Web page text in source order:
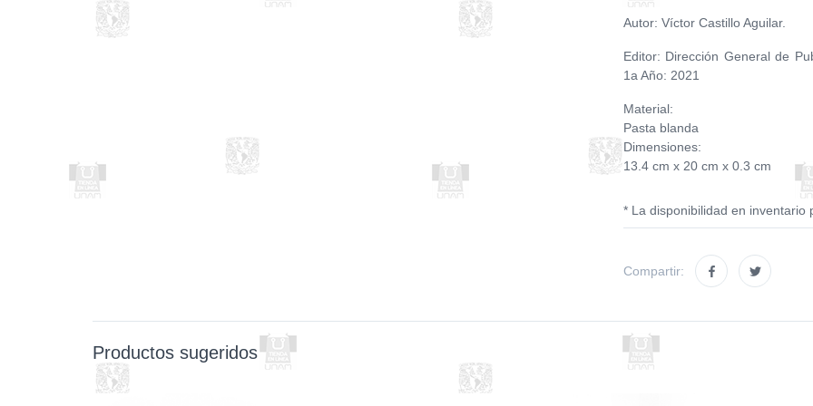
Autor: Víctor Castillo Aguilar.
Editor: Dirección General de
1a Año: 2021
Material:
Pasta blanda
Dimensiones:
13.4 cm x 20 cm x 0.3 cm
* La disponibilidad en inventario
Compartir:
Productos sugeridos